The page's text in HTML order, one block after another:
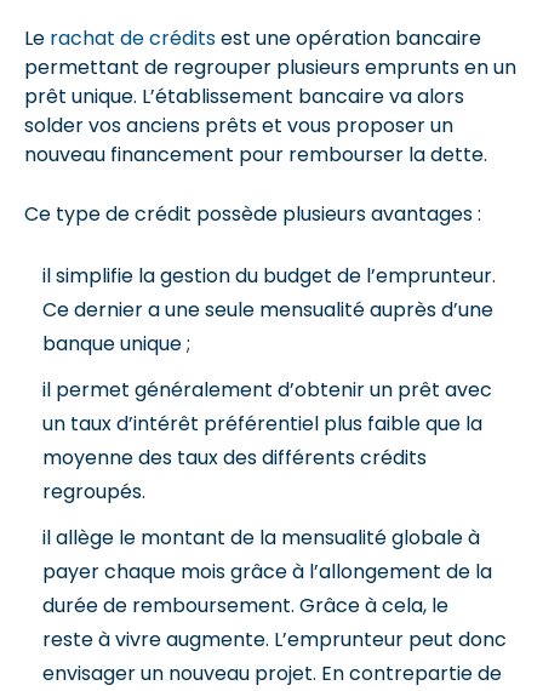
Le rachat de créditsest une opération bancaire
permettant de regrouper plusieurs emprunts en un
prêt unique. L’établissement bancaire va alors
solder vos anciens prêts et vous proposer un
nouveau financement pour rembourser la dette.
Ce type de crédit possède plusieurs avantages :
il simplifie la gestion du budget de l’emprunteur.
Ce dernier a une seule mensualité auprès d’une
banque unique ;
il permet généralement d’obtenir un prêt avec
un taux d’intérêt préférentiel plus faible que la
moyenne des taux des différents crédits
regroupés.
il allège le montant de la mensualité globale à
payer chaque mois grâce à l’allongement de la
durée de remboursement. Grâce à cela, le
reste à vivre augmente. L’emprunteur peut donc
envisager un nouveau projet. En contrepartie de